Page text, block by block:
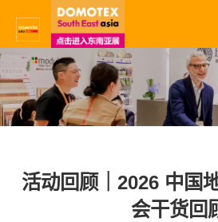
活动回顾｜2026 中国
会干货回